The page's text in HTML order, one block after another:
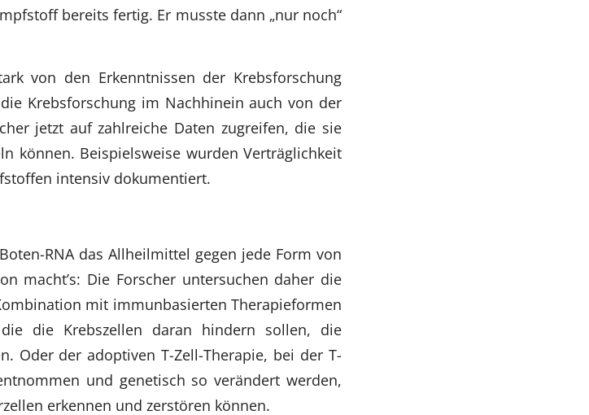
bereits fertig. Er musste dann „nur noch“
von den Erkenntnissen der Krebsforschung
Krebsforschung im Nachhinein auch von der
jetzt auf zahlreiche Daten zugreifen, die sie
können. Beispielsweise wurden Verträglichkeit
intensiv dokumentiert.
RNA das Allheilmittel gegen jede Form von
macht’s: Die Forscher untersuchen daher die
mit immunbasierten Therapieformen
die Krebszellen daran hindern sollen, die
Oder der adoptiven T-Zell-Therapie, bei der T-
und genetisch so verändert werden,
erkennen und zerstören können.